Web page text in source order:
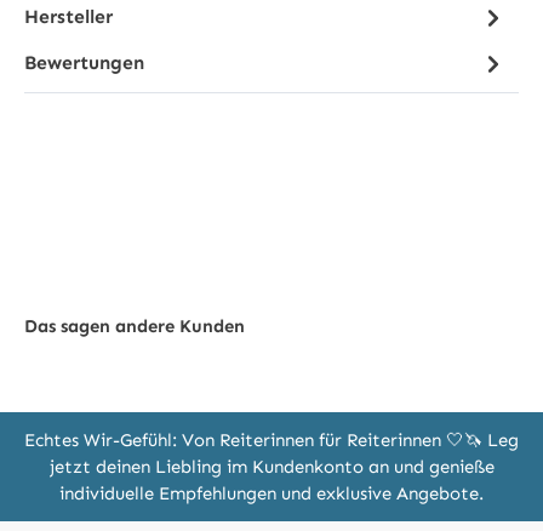
Hersteller
Bewertungen
Das sagen andere Kunden
Echtes Wir-Gefühl: Von Reiterinnen für Reiterinnen 🤍🦄 Leg
jetzt deinen Liebling im Kundenkonto an und genieße
individuelle Empfehlungen und exklusive Angebote.